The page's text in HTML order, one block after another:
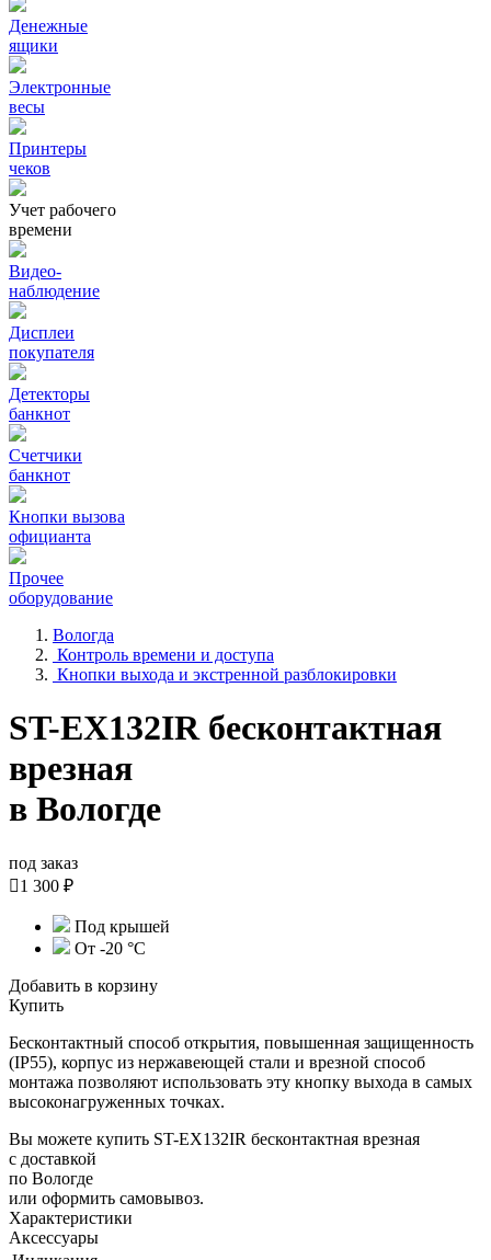
Денежные
ящики
Электронные
весы
Принтеры
чеков
Учет рабочего
времени
Видео‑
наблюдение
Дисплеи
покупателя
Детекторы
банкнот
Счетчики
банкнот
Кнопки вызова
официанта
Прочее
оборудование
Вологда
Контроль времени и доступа
Кнопки выхода и экстренной разблокировки
ST-EX132IR бесконтактная
врезная
в Вологде
под заказ
1 300 ₽
Под крышей
От -20 °С
Добавить в корзину
Купить
Бесконтактный способ открытия, повышенная защищенность
(IP55), корпус из нержавеющей стали и врезной способ
монтажа позволяют использовать эту кнопку выхода в самых
высоконагруженных точках.
Вы можете купить ST-EX132IR бесконтактная врезная
с доставкой
по Вологде
или оформить самовывоз.
Характеристики
Аксессуары